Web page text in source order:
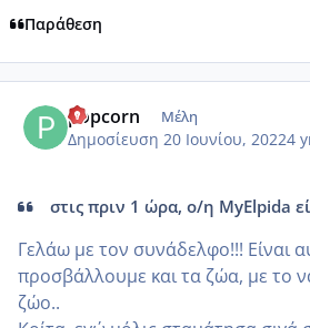
Παράθεση
popcorn Μέλη
Δημοσίευση 20 Ιουνίου, 20224
στις πριν 1 ώρα, ο/η MyElpida
Γελάω με τον συνάδελφο!!! Είναι
προσβάλλουμε και τα ζώα, με το
ζώο..